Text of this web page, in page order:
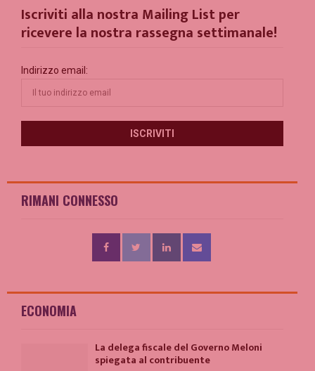
Iscriviti alla nostra Mailing List per
ricevere la nostra rassegna settimanale!
Indirizzo email:
RIMANI CONNESSO
ECONOMIA
La delega fiscale del Governo Meloni
spiegata al contribuente